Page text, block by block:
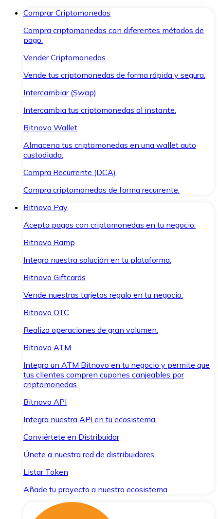
Comprar Criptomonedas
Compra criptomonedas con diferentes métodos de
pago.
Vender Criptomonedas
Vende tus criptomonedas de forma rápida y segura.
Intercambiar (Swap)
Intercambia tus criptomonedas al instante.
Bitnovo Wallet
Almacena tus criptomonedas en una wallet auto
custodiada.
Compra Recurrente (DCA)
Compra criptomonedas de forma recurrente.
Bitnovo Pay
Acepta pagos con criptomonedas en tu negocio.
Bitnovo Ramp
Integra nuestra solución en tu plataforma.
Bitnovo Giftcards
Vende nuestras tarjetas regalo en tu negocio.
Bitnovo OTC
Realiza operaciones de gran volumen.
Bitnovo ATM
Integra un ATM Bitnovo en tu negocio y permite que
tus clientes compren cupones canjeables por
criptomonedas.
Bitnovo API
Integra nuestra API en tu ecosistema.
Conviértete en Distribuidor
Únete a nuestra red de distribuidores.
Listar Token
Añade tu proyecto a nuestro ecosistema.